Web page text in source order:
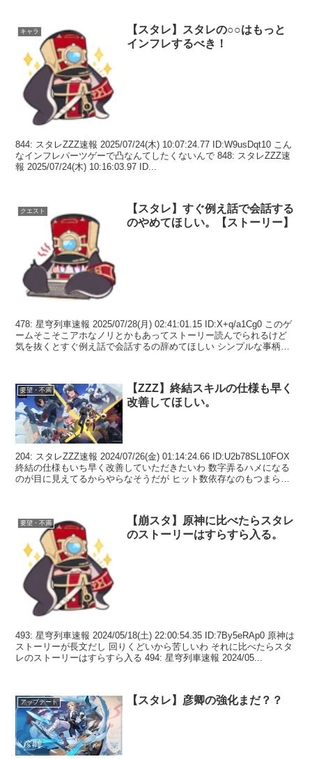
キャラ
【スタレ】スタレの○○はもっと
インフレするべき！
844: スタレZZZ速報 2025/07/24(木) 10:07:24.77 ID:W9usDqt10 こん
なインフレパーツゲーで凸なんてしたくないんで 848: スタレZZZ速
報 2025/07/24(木) 10:16:03.97 ID...
クエスト
【スタレ】すぐ例え話で会話する
のやめてほしい。【ストーリー】
478: 星穹列車速報 2025/07/28(月) 02:41:01.15 ID:X+q/a1Cg0 このゲ
ームそこそこアホなノリとかもあってストーリー読んでられるけど
気を抜くとすぐ例え話で会話するの辞めてほしい シンプルな事柄を
要望・不満
【ZZZ】終結スキルの仕様も早く
改善してほしい。
204: スタレZZZ速報 2024/07/26(金) 01:14:24.66 ID:U2b78SL10FOX
終結の仕様もいち早く改善していただきたいわ 数字弄るハメになる
のが目に見えてるからやらなそうだが ヒット数依存なのもつまらん
要望・不満
【崩スタ】原神に比べたらスタレ
のストーリーはすらすら入る。
493: 星穹列車速報 2024/05/18(土) 22:00:54.35 ID:7By5eRAp0 原神は
ストーリーが長文だし 回りくどいから苦しいわ それに比べたらスタ
レのストーリーはすらすら入る 494: 星穹列車速報 2024/05...
アップデート 【スタレ】彦卿の強化まだ？？